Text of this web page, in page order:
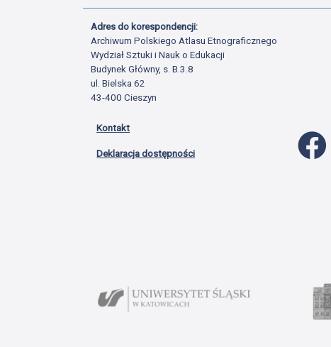
Adres do korespondencji:
Archiwum Polskiego Atlasu Etnograficznego
Wydział Sztuki i Nauk o Edukacji
Budynek Główny, s. B.3.8
ul. Bielska 62
43-400 Cieszyn
Kontakt
Deklaracja dostępności